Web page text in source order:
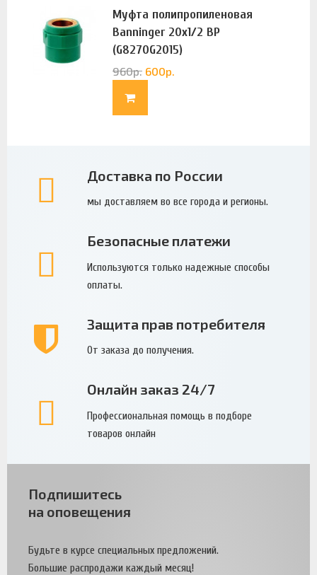
Муфта полипропиленовая
Banninger 20х1/2 ВР
(G8270G2015)
960р. 600р.
Доставка по России
мы доставляем во все города и регионы.
Безопасные платежи
Используются только надежные способы
оплаты.
Защита прав потребителя
От заказа до получения.
Онлайн заказ 24/7
Профессиональная помощь в подборе
товаров онлайн
Подпишитесь
на оповещения
Будьте в курсе специальных предложений.
Большие распродажи каждый месяц!